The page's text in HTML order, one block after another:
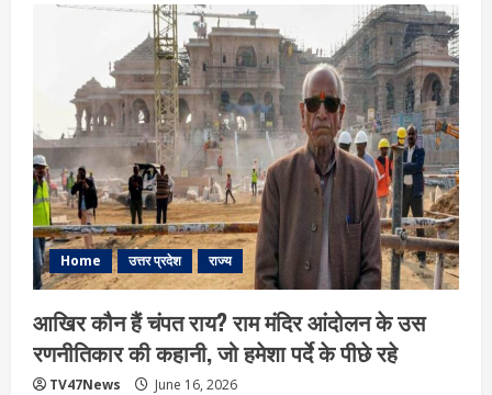
में
SIT
की
जांच
कहां
तक
पहुंची
?
जानें-
पूरा
अपडेट
Home उत्तर प्रदेश राज्य
आखिर कौन हैं चंपत राय? राम मंदिर आंदोलन के उस
रणनीतिकार की कहानी, जो हमेशा पर्दे के पीछे रहे
TV47News June 16, 2026